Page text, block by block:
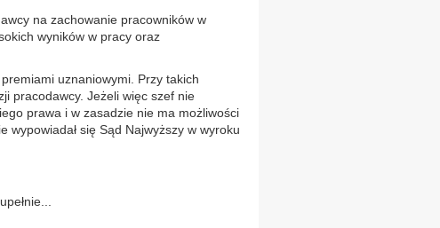
na zachowanie pracowników w
wyników w pracy oraz
uznaniowymi. Przy takich
pracodawcy. Jeżeli więc szef nie
prawa i w zasadzie nie ma możliwości
się Sąd Najwyższy w wyroku